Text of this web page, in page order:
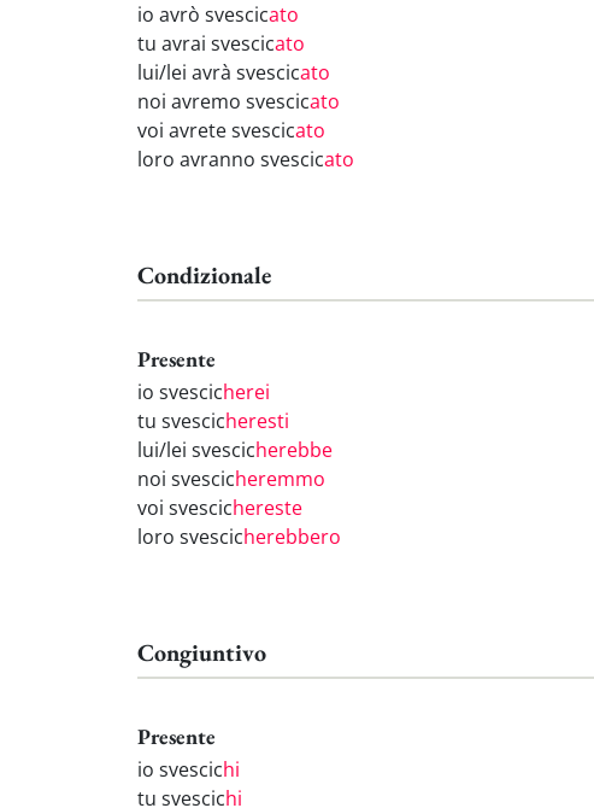
io avrò svescicato
tu avrai svescicato
lui/lei avrà svescicato
noi avremo svescicato
voi avrete svescicato
loro avranno svescicato
Condizionale
Presente
io svescicherei
tu svescicheresti
lui/lei svescicherebbe
noi svescicheremmo
voi svescichereste
loro svescicherebbero
Congiuntivo
Presente
io svescichi
tu svescichi